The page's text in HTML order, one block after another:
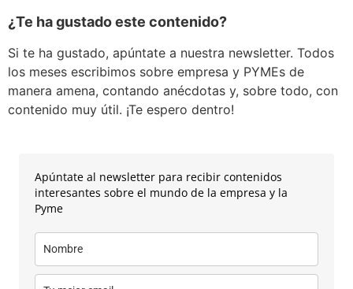
¿Te ha gustado este contenido?
Si te ha gustado, apúntate a nuestra newsletter. Todos
los meses escribimos sobre empresa y PYMEs de
manera amena, contando anécdotas y, sobre todo, con
contenido muy útil. ¡Te espero dentro!
Apúntate al newsletter para recibir contenidos
interesantes sobre el mundo de la empresa y la
Pyme